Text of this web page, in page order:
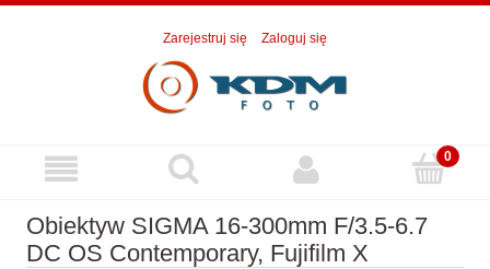
Zarejestruj się Zaloguj się
Obiektyw SIGMA 16-300mm F/3.5-6.7
DC OS Contemporary, Fujifilm X